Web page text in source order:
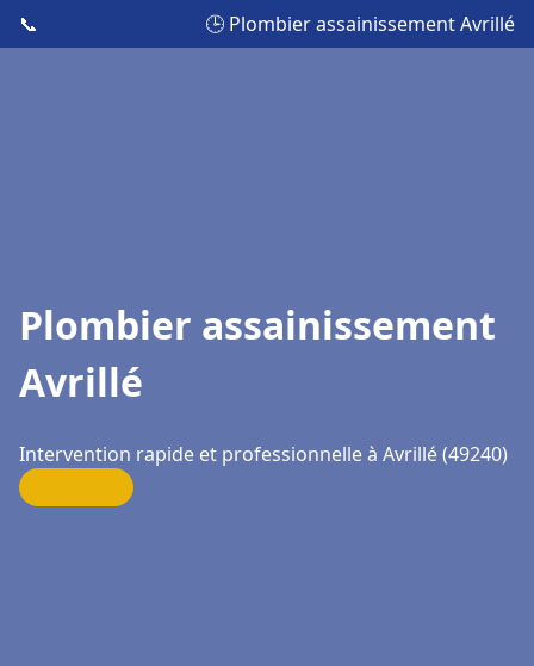
📞 🕒 Plombier assainissement Avrillé
Plombier assainissement
Avrillé
Intervention rapide et professionnelle à Avrillé (49240)